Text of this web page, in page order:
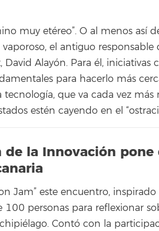
muy etéreo”. O al menos así
el antiguo responsable
Alayón. Para él, iniciativas
para hacerlo más
tecnología, que va cada vez más
estén cayendo en el
de la Innovación pone
Jam” este encuentro, inspirado
personas para reflexionar
Contó con la